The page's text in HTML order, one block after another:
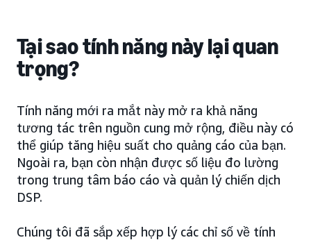
Tại sao tính năng này lại quan
trọng?
Tính năng mới ra mắt này mở ra khả năng
tương tác trên nguồn cung mở rộng, điều này có
thể giúp tăng hiệu suất cho quảng cáo của bạn.
Ngoài ra, bạn còn nhận được số liệu đo lường
trong trung tâm báo cáo và quản lý chiến dịch
DSP.
Chúng tôi đã sắp xếp hợp lý các chỉ số về tính